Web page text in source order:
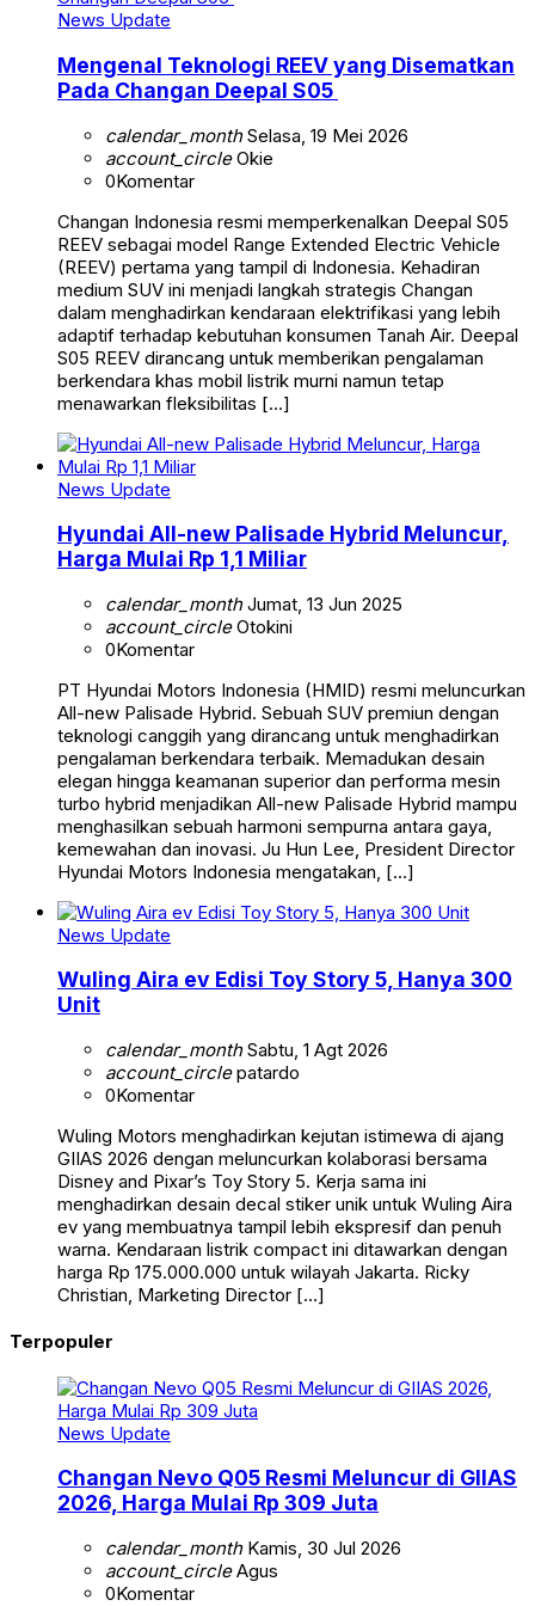
News Update
Mengenal Teknologi REEV yang Disematkan
Pada Changan Deepal S05
calendar_monthSelasa, 19 Mei 2026
account_circleOkie
0Komentar
Changan Indonesia resmi memperkenalkan Deepal S05
REEV sebagai model Range Extended Electric Vehicle
(REEV) pertama yang tampil di Indonesia. Kehadiran
medium SUV ini menjadi langkah strategis Changan
dalam menghadirkan kendaraan elektrifikasi yang lebih
adaptif terhadap kebutuhan konsumen Tanah Air. Deepal
S05 REEV dirancang untuk memberikan pengalaman
berkendara khas mobil listrik murni namun tetap
menawarkan fleksibilitas […]
News Update
Hyundai All-new Palisade Hybrid Meluncur,
Harga Mulai Rp 1,1 Miliar
calendar_monthJumat, 13 Jun 2025
account_circleOtokini
0Komentar
PT Hyundai Motors Indonesia (HMID) resmi meluncurkan
All-new Palisade Hybrid. Sebuah SUV premiun dengan
teknologi canggih yang dirancang untuk menghadirkan
pengalaman berkendara terbaik. Memadukan desain
elegan hingga keamanan superior dan performa mesin
turbo hybrid menjadikan All-new Palisade Hybrid mampu
menghasilkan sebuah harmoni sempurna antara gaya,
kemewahan dan inovasi. Ju Hun Lee, President Director
Hyundai Motors Indonesia mengatakan, […]
News Update
Wuling Aira ev Edisi Toy Story 5, Hanya 300
Unit
calendar_monthSabtu, 1 Agt 2026
account_circlepatardo
0Komentar
Wuling Motors menghadirkan kejutan istimewa di ajang
GIIAS 2026 dengan meluncurkan kolaborasi bersama
Disney and Pixar’s Toy Story 5. Kerja sama ini
menghadirkan desain decal stiker unik untuk Wuling Aira
ev yang membuatnya tampil lebih ekspresif dan penuh
warna. Kendaraan listrik compact ini ditawarkan dengan
harga Rp 175.000.000 untuk wilayah Jakarta. Ricky
Christian, Marketing Director […]
Terpopuler
News Update
Changan Nevo Q05 Resmi Meluncur di GIIAS
2026, Harga Mulai Rp 309 Juta
calendar_monthKamis, 30 Jul 2026
account_circleAgus
0Komentar